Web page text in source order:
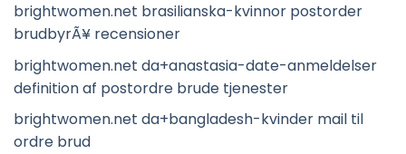
brightwomen.net brasilianska-kvinnor postorder
brudbyrÃ¥ recensioner
brightwomen.net da+anastasia-date-anmeldelser
definition af postordre brude tjenester
brightwomen.net da+bangladesh-kvinder mail til
ordre brud